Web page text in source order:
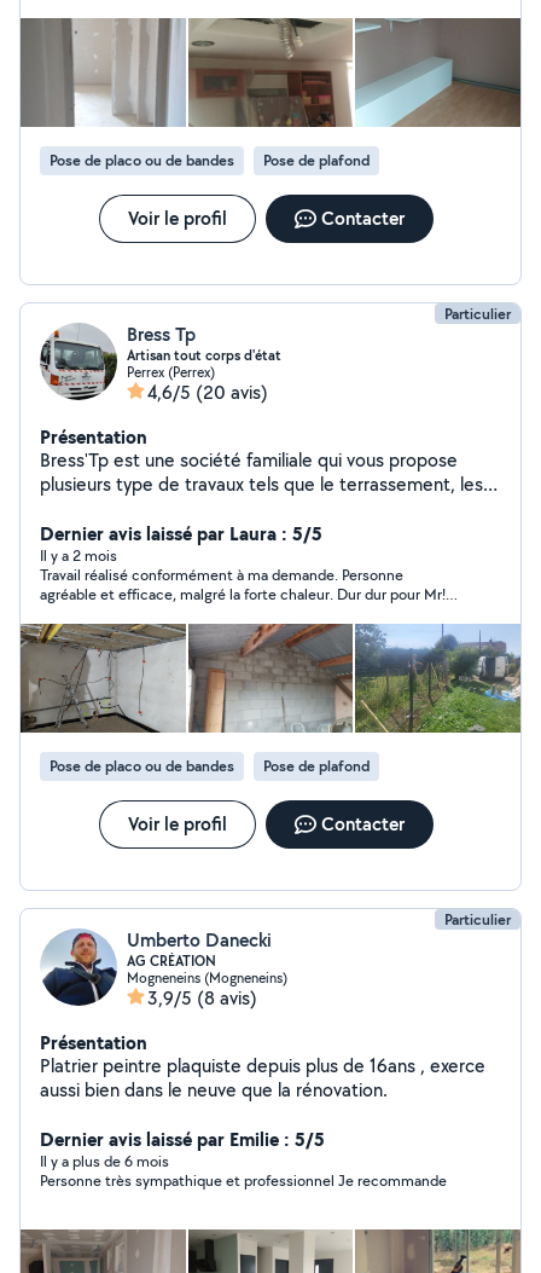
Pose de placo ou de bandes Pose de plafond
Voir le profil Contacter
Particulier
Bress Tp
Artisan tout corps d'état
Perrex (Perrex)
4,6/5 (20 avis)
Présentation
Bress'Tp est une société familiale qui vous propose
plusieurs type de travaux tels que le terrassement, les
Nous avons 30 ans d'expérience dans le domaine du
bâtiment. Nous avons la chance d'avoir dans nos
équipes des façadier des conducteurs d'engin est des
maçons et plâtrier peintre qui on une forte expérience
dans leur domaine. Alors n'hésiter plus.
Dernier avis laissé par Laura : 5/5
Il y a 2 mois
Travail réalisé conformément à ma demande. Personne
agréable et efficace, malgré la forte chaleur. Dur dur pour Mr!
nouveau appel à ses services via Allô Voisins si besoin.
Pose de placo ou de bandes Pose de plafond
Voir le profil Contacter
Particulier
Umberto Danecki
AG CRÉATION
Mogneneins (Mogneneins)
3,9/5 (8 avis)
Présentation
Platrier peintre plaquiste depuis plus de 16ans , exerce
aussi bien dans le neuve que la rénovation.
Dernier avis laissé par Emilie : 5/5
Il y a plus de 6 mois
Personne très sympathique et professionnel Je recommande